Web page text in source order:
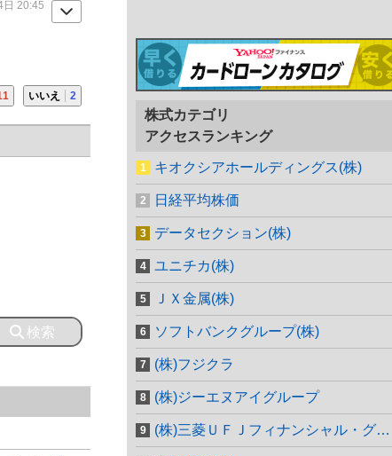
日 20:45
いいえ 2
株式カテゴリ
アクセスランキング
キオクシアホールディングス(株)
日経平均株価
データセクション(株)
ユニチカ(株)
ＪＸ金属(株)
ソフトバンクグループ(株)
(株)フジクラ
(株)ジーエヌアイグループ
(株)三菱ＵＦＪフィナンシャル・グループ